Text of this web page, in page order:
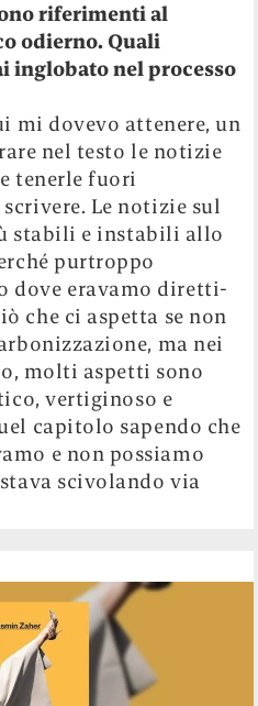
riferimenti al
odierno. Quali
inglobato nel processo
mi dovevo attenere, un
nel testo le notizie
tenerle fuori
Le notizie sul
stabili e instabili allo
purtroppo
dove eravamo diretti-
che ci aspetta se non
ma nei
molti aspetti sono
vertiginoso e
capitolo sapendo che
e non possiamo
scivolando via